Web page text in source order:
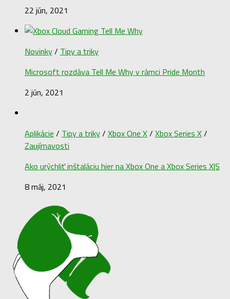
22 jún, 2021
Novinky/ Tipy a triky
Microsoft rozdáva Tell Me Why v rámci Pride Month
2 jún, 2021
Aplikácie / Tipy a triky/ Xbox One X/ Xbox Series X/
Zaujímavosti
Ako urýchliť inštaláciu hier na Xbox One a Xbox Series X|S
8 máj, 2021